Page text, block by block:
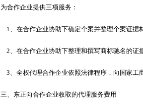
为合作企业提供三项服务：
1、在合作企业协助下确定个案并整理个案证据
2、在合作企业协助下整理和撰写商标驰名的证
3、全权代理合作企业依照法律程序，向国家工
三、东正向合作企业收取的代理服务费用